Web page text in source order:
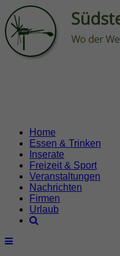
Home
Essen & Trinken
Inserate
Freizeit & Sport
Veranstaltungen
Nachrichten
Firmen
Urlaub